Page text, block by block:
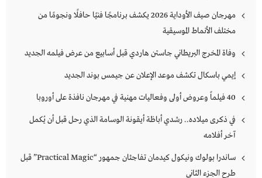
مهرجان صيف الأوداية 2026 يكشف برنامجًا فنيًا حافلًا ونجومًا من
مختلف الأنماط الموسيقية
وفاة المخرج البريطاني جاستن هاردي قبل أسابيع من عرض فيلمه الجديد
إيمي باسكال تكشف موعد الإعلان عن جيمس بوند الجديد
40 فيلماً وعروض أولى وفعاليات مهنية في مهرجان نافذة على أوروبا
في ذكرى ميلاده.. رشدي أباظة أيقونة الوسامة الذي رحل قبل أن يُكمل
آخر أفلامه
ساندرا بولوك ونيكول كيدمان تفاجئان جمهور “Practical Magic” قبل
طرح الجزء الثاني